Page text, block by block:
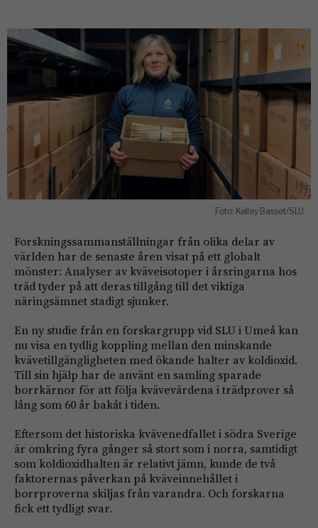
Foto: Kelley Basset/SLU
Forskningssammanställningar från olika delar av
världen har de senaste åren visat på ett globalt
mönster: Analyser av kväveisotoper i årsringarna hos
träd tyder på att deras tillgång till det viktiga
näringsämnet stadigt sjunker.
En ny studie från en forskargrupp vid SLU i Umeå kan
nu visa en tydlig koppling mellan den minskande
kvävetillgängligheten med ökande halter av koldioxid.
Till sin hjälp har de använt en samling sparade
borrkärnor för att följa kvävevärdena i trädprover så
lång som 60 år bakåt i tiden.
Eftersom det historiska kvävenedfallet i södra Sverige
är omkring fyra gånger så stort som i norra, samtidigt
som koldioxidhalten är relativt jämn, kunde de två
faktorernas påverkan på kväveinnehållet i
borrproverna skiljas från varandra. Och forskarna
fick ett tydligt svar.